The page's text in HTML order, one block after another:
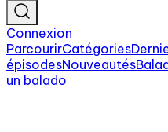
Connexion
ParcourirCatégories
épisodesNouveautés
un balado